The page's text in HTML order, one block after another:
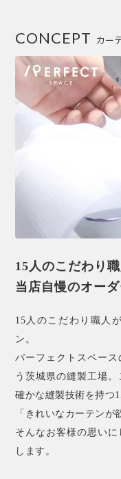
カー
CONCEPT
15人のこだわり
当店自慢のオー
15人のこだわり職人
ン。
パーフェクトスペー
う茨城県の縫製工場
確かな縫製技術を持つ
「きれいなカーテンが
そんなお客様の思い
します。